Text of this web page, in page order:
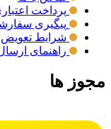
پرداخت
پیگیری
شرایط تعویض
راهنمای
مجوز ها